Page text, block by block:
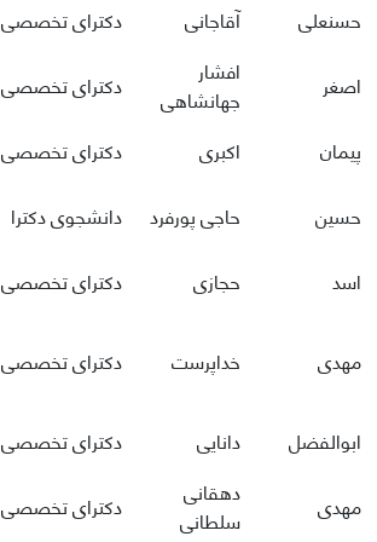
حسنعلی
آقاجانی دکترای تخصصی
اصغر
افشار
جهانشاهی
دکترای تخصصی
پیمان
اکبری دکترای تخصصی
حسین
حاجی پورفرد دانشجوی دکترا
اسد
حجازی دکترای تخصصی
مهدی خداپرست دکترای تخصصی
ابوالفضل
دانایی دکترای تخصصی
مهدی
دهقانی
سلطانی
دکترای تخصصی